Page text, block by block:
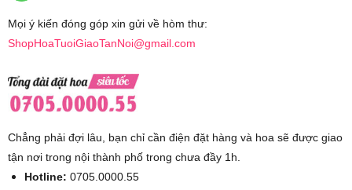
Mọi ý kiến đóng góp xin gửi về hòm thư:
ShopHoaTuoiGiaoTanNoi@gmail.com
Chẳng phải đợi lâu, bạn chỉ cần điện đặt hàng và hoa sẽ được giao
tận nơi trong nội thành phố trong chưa đầy 1h.
Hotline: 0705.0000.55